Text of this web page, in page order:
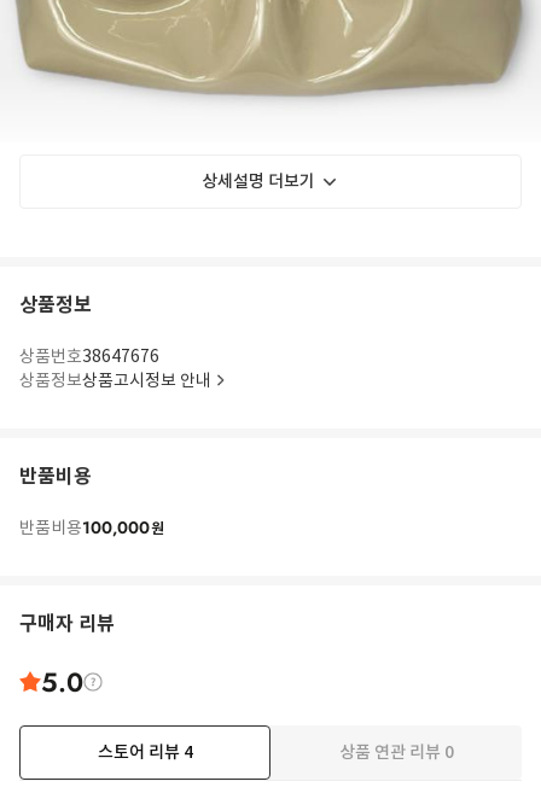
상세설명 더보기
상품정보
상품번호38647676
상품정보상품고시정보 안내
반품비용
반품비용100,000원
구매자 리뷰
5.0
스토어 리뷰 4 상품 연관 리뷰 0